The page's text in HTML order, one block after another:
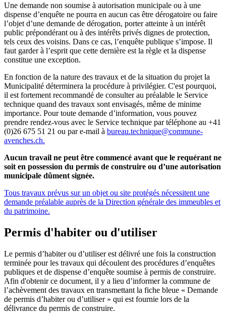
Une demande non soumise à autorisation municipale ou à une
dispense d’enquête ne pourra en aucun cas être dérogatoire ou faire
l’objet d’une demande de dérogation, porter atteinte à un intérêt
public prépondérant ou à des intérêts privés dignes de protection,
tels ceux des voisins. Dans ce cas, l’enquête publique s’impose. Il
faut garder à l’esprit que cette dernière est la règle et la dispense
constitue une exception.
En fonction de la nature des travaux et de la situation du projet la
Municipalité déterminera la procédure à privilégier. C'est pourquoi,
il est fortement recommandé de consulter au préalable le Service
technique quand des travaux sont envisagés, même de minime
importance. Pour toute demande d’information, vous pouvez
prendre rendez-vous avec le Service technique par téléphone au +41
(0)26 675 51 21 ou par e-mail à bureau.technique@commune-
avenches.ch.
Aucun travail ne peut être commencé avant que le requérant ne
soit en possession du permis de construire ou d’une autorisation
municipale dûment signée.
Tous travaux prévus sur un objet ou site protégés nécessitent une
demande préalable auprès de la Direction générale des immeubles et
du patrimoine.
Permis d'habiter ou d'utiliser
Le permis d’habiter ou d’utiliser est délivré une fois la construction
terminée pour les travaux qui découlent des procédures d’enquêtes
publiques et de dispense d’enquête soumise à permis de construire.
Afin d'obtenir ce document, il y a lieu d’informer la commune de
l’achèvement des travaux en transmettant la fiche bleue « Demande
de permis d’habiter ou d’utiliser » qui est fournie lors de la
délivrance du permis de construire.